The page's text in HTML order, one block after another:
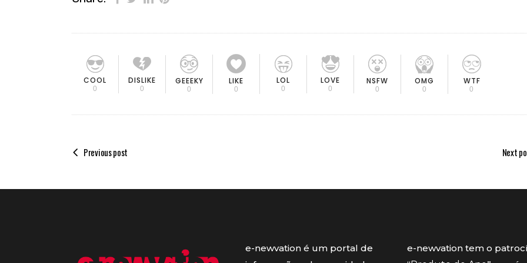
COOL
0
DISLIKE
0
GEEEKY
0
LIKE
0
LOL
0
LOVE
0
NSFW
0
OMG
0
WTF
0
Previous post Next
e-newvation é um portal de
e-newvation tem o